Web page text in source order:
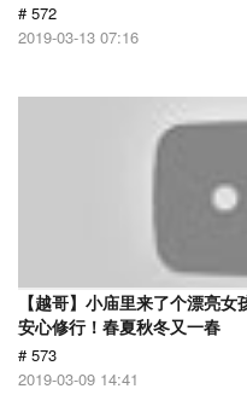
# 572
2019-03-13 07:16
【越哥】小庙里来了个漂亮
安心修行！春夏秋冬又一春
# 573
2019-03-09 14:41